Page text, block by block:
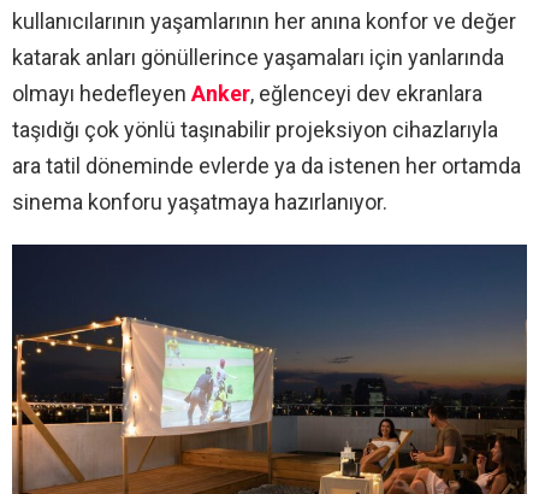
kullanıcılarının yaşamlarının her anına konfor ve değer
katarak anları gönüllerince yaşamaları için yanlarında
olmayı hedefleyen Anker, eğlenceyi dev ekranlara
taşıdığı çok yönlü taşınabilir projeksiyon cihazlarıyla
ara tatil döneminde evlerde ya da istenen her ortamda
sinema konforu yaşatmaya hazırlanıyor.